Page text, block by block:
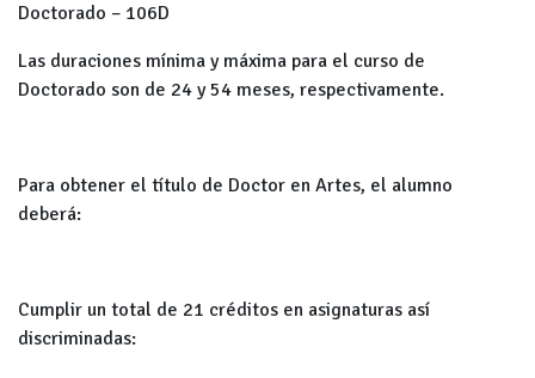
Doctorado – 106D
Las duraciones mínima y máxima para el curso de
Doctorado son de 24 y 54 meses, respectivamente.
Para obtener el título de Doctor en Artes, el alumno
deberá:
Cumplir un total de 21 créditos en asignaturas así
discriminadas: